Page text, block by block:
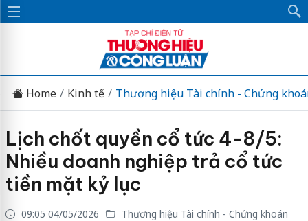
Home Kinh tế Thương hiệu Tài chính - Chứng
Lịch chốt quyền cổ tức 4-8/5:
Nhiều doanh nghiệp trả cổ tức
tiền mặt kỷ lục
09:05 04/05/2026 Thương hiệu Tài chính - Chứng khoán